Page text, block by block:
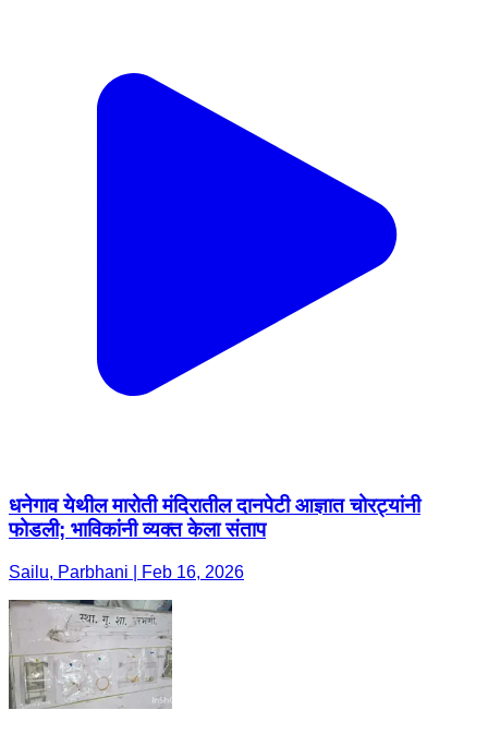
धनेगाव येथील मारोती मंदिरातील दानपेटी आज्ञात चोरट्यांनी
फोडली; भाविकांनी व्यक्त केला संताप
Sailu, Parbhani | Feb 16, 2026